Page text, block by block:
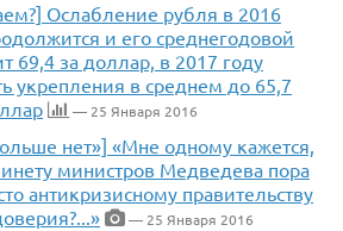
Ослабление рубля в 2016
и его среднегодовой
69,4 за доллар, в 2017 году
укрепления в среднем до 65,7
— 25 Января 2016
нет»] «Мне одному кажется,
министров Медведева пора
антикризисному правительству
— 25 Января 2016